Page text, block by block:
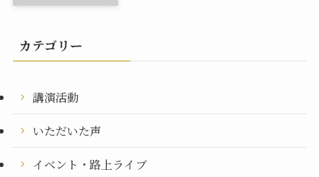
カテゴリー
講演活動
いただいた声
イベント・路上ライブ